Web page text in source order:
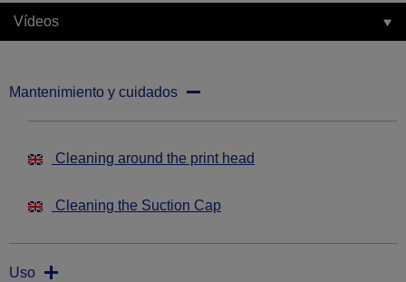
Vídeos
Mantenimiento y cuidados
Cleaning around the print head
Cleaning the Suction Cap
Uso